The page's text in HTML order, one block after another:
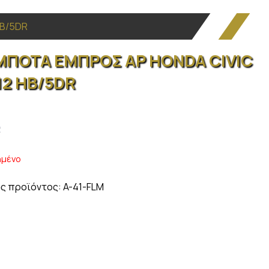
5DR
ΕΜΠΡΟΣ ΑΡ HONDA CIVIC
HB/5DR
προϊόντος: A-41-FLM